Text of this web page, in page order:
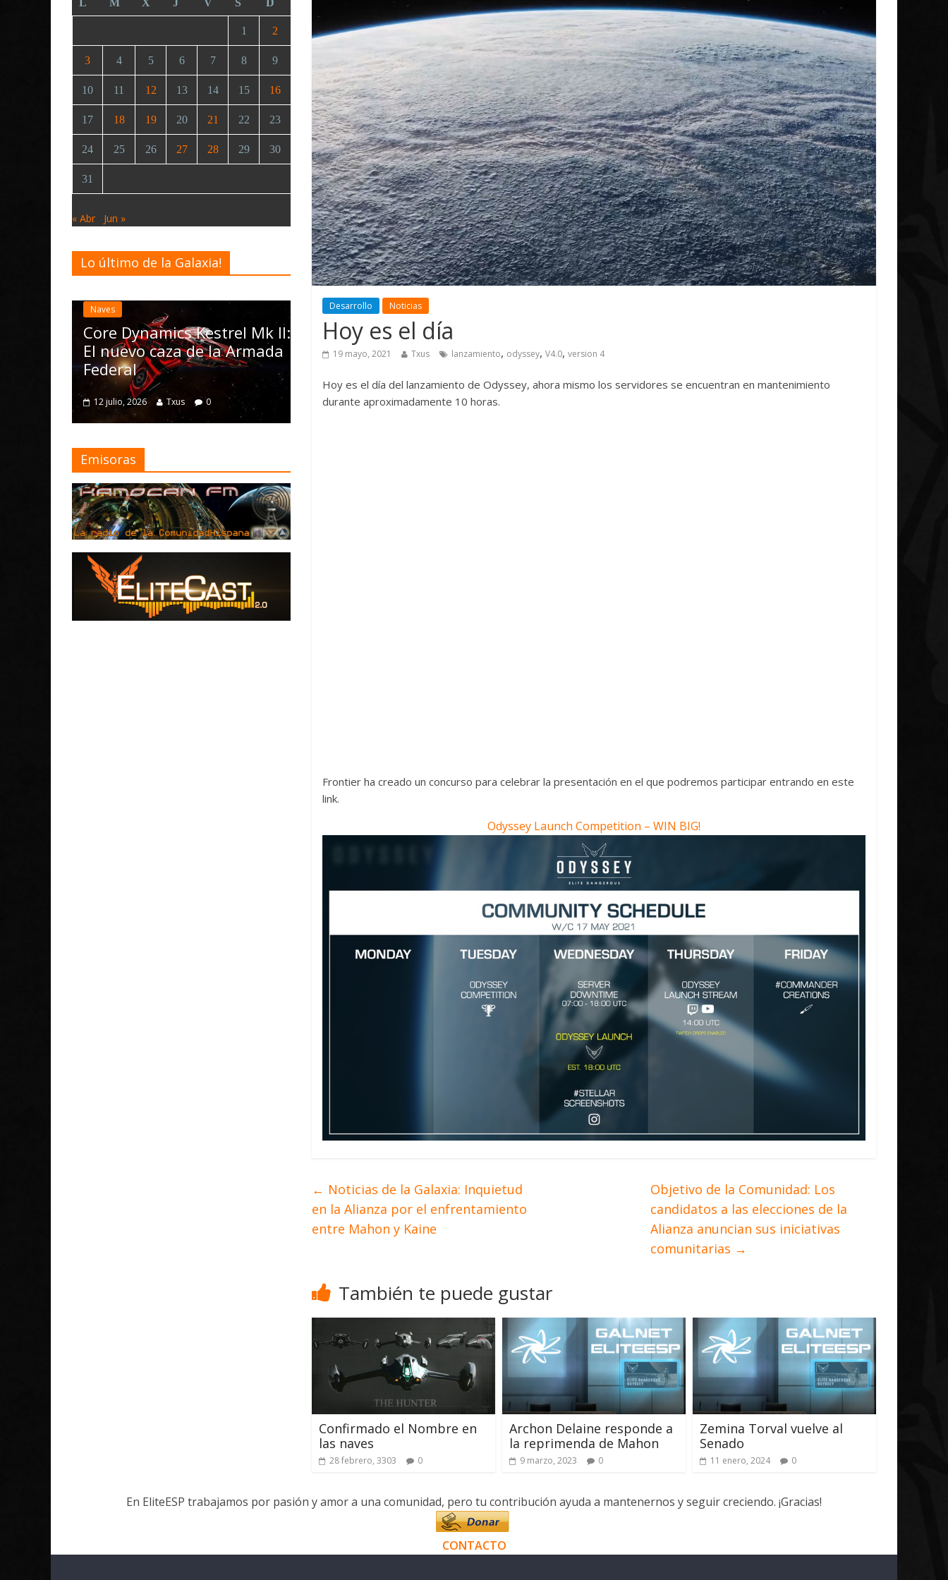
Desarrollo Noticias
Hoy es el día
19 mayo, 2021 Txus lanzamiento, odyssey, V4.0, version 4
Hoy es el día del lanzamiento de Odyssey, ahora mismo los servidores se encuentran en mantenimiento
durante aproximadamente 10 horas.
Frontier ha creado un concurso para celebrar la presentación en el que podremos participar entrando en este
link.
Odyssey Launch Competition – WIN BIG!
← Noticias de la Galaxia: Inquietud
en la Alianza por el enfrentamiento
entre Mahon y Kaine
Objetivo de la Comunidad: Los
candidatos a las elecciones de la
Alianza anuncian sus iniciativas
comunitarias →
También te puede gustar
Confirmado el Nombre en
las naves
28 febrero, 3303 0
Archon Delaine responde a
la reprimenda de Mahon
9 marzo, 2023 0
Zemina Torval vuelve al
Senado
11 enero, 2024 0
L M X J V S D
1 2
3 4 5 6 7 8 9
10 11 12 13 14 15 16
17 18 19 20 21 22 23
24 25 26 27 28 29 30
31
« Abr Jun »
Lo último de la Galaxia!
Kestrel Mk II:
de la Armada
Noticias
Elite Dangerous recibe la
actualización 4.4.0: llegan
las Operations, el vehículo
Nomad y numerosas
mejoras
4 julio, 2026 Txus
Desarrollo Noticias
Diario de Desarrollo de
28 mayo, 2026 Txus 0
Initiative Concludes
14 abril, 2026 Txus 0 7 abril, 2026
Emisoras
En EliteESP trabajamos por pasión y amor a una comunidad, pero tu contribución ayuda a mantenernos y seguir creciendo. ¡Gracias!
CONTACTO